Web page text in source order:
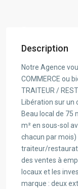
Description
Notre Agence
COMMERCE ou
TRAITEUR /
Libération sur
Beau local de 75
m² en sous-sol
chacun par
traiteur/
des ventes à
locaux et les
marque : deux